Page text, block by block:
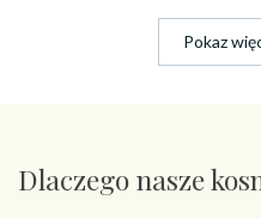
Pokaz
Dlaczego nasze